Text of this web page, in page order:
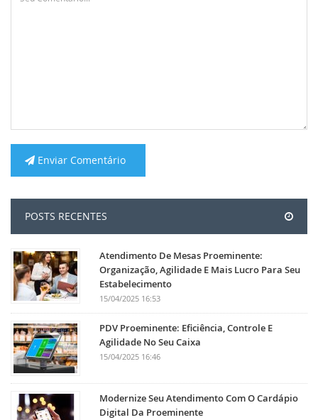
POSTS RECENTES
Atendimento De Mesas Proeminente:
Organização, Agilidade E Mais Lucro Para Seu
Estabelecimento
15/04/2025 16:53
PDV Proeminente: Eficiência, Controle E
Agilidade No Seu Caixa
15/04/2025 16:46
Modernize Seu Atendimento Com O Cardápio
Digital Da Proeminente